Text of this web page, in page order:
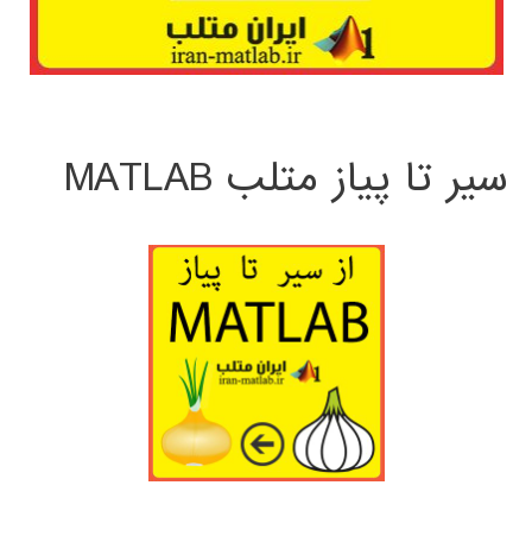
سیر تا پیاز متلب MATLAB